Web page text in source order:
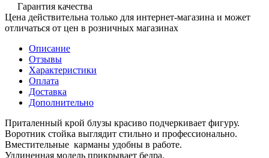
Гарантия качества
Цена действительна только для интернет-магазина и может
отличаться от цен в розничных магазинах
Описание
Отзывы
Характеристики
Оплата
Доставка
Дополнительно
Приталенный крой блузы красиво подчеркивает фигуру.
Воротник стойка выглядит стильно и профессионально.
Вместительные карманы удобны в работе.
Удлиненная модель прикрывает бедра.